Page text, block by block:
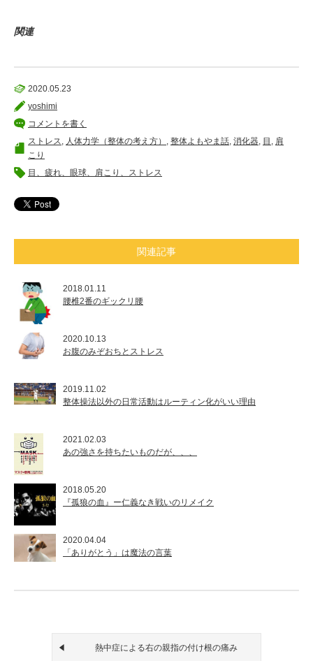
関連
2020.05.23
yoshimi
コメントを書く
ストレス
人体力学（整体の考え方） 整体よもやま話 消化器 目
肩
こり
目、疲れ、眼球、肩こり、ストレス
関連記事
2018.01.11
腰椎2番のギックリ腰
2020.10.13
お腹のみぞおちとストレス
2019.11.02
整体操法以外の日常活動はルーティン化がいい理由
2021.02.03
あの強さを持ちたいものだが、、、
2018.05.20
『孤狼の血』ー仁義なき戦いのリメイク
2020.04.04
「ありがとう」は魔法の言葉
熱中症による右の親指の付け根の痛み